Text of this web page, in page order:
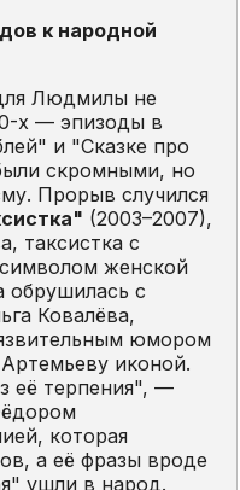
к народной
Людмилы не
х — эпизоды в
и "Сказке про
скромными, но
Прорыв случился
(2003–2007),
таксистка с
женской
обрушилась с
Ковалёва,
юмором
иконой.
её терпения", —
которая
а её фразы вроде
ушли в народ.